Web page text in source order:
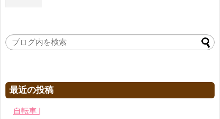
最近の投稿
自転車 |